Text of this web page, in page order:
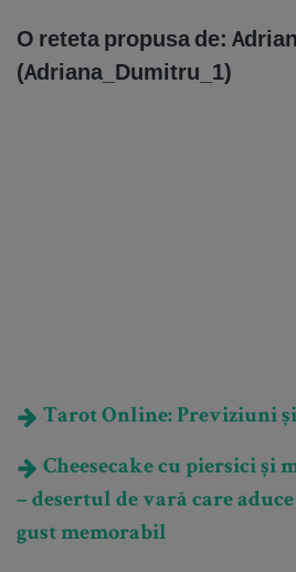
O reteta propusa de:
(Adriana_Dumitru_1)
Tarot Online: Previziuni
Cheesecake cu piersici și
– desertul de vară care
gust memorabil